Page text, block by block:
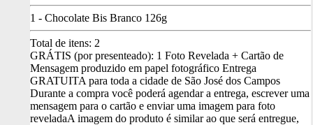
1 - Chocolate Bis Branco 126g
Total de itens: 2
GRÁTIS (por presenteado): 1 Foto Revelada + Cartão de
Mensagem produzido em papel fotográfico Entrega
GRATUITA para toda a cidade de São José dos Campos
Durante a compra você poderá agendar a entrega, escrever uma
mensagem para o cartão e enviar uma imagem para foto
reveladaA imagem do produto é similar ao que será entregue,